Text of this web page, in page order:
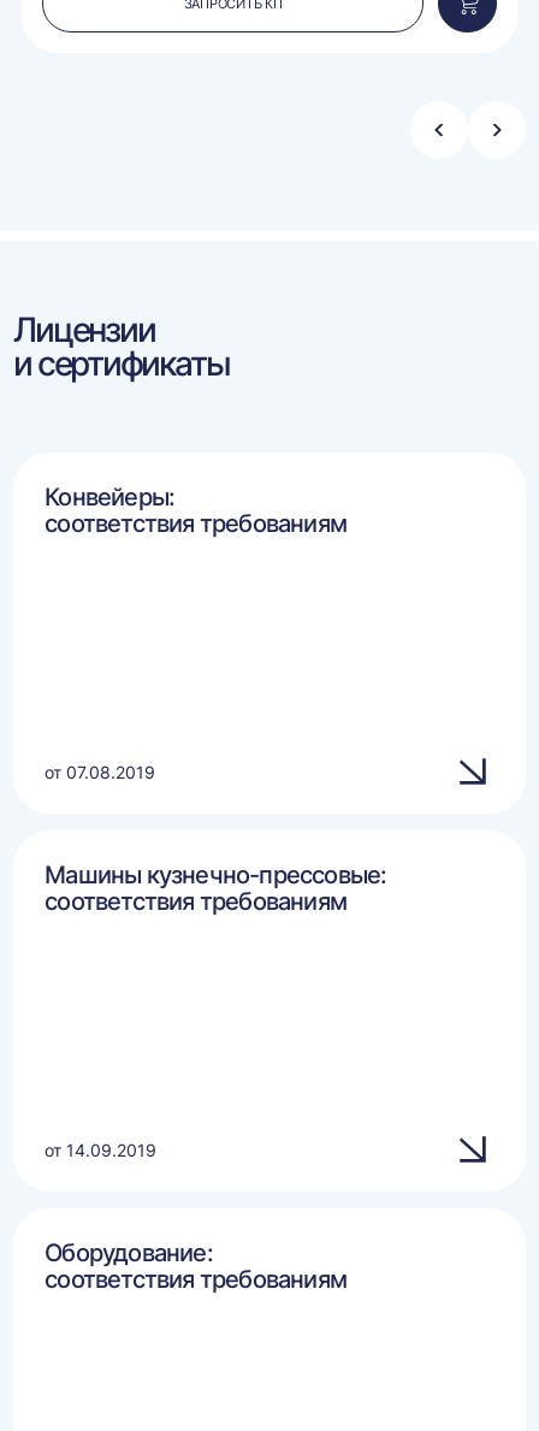
в
Стрелка
Лицензии
и сертификаты
Конвейеры:
соответствия требованиям
от 07.08.2019
Машины кузнечно-прессовые:
соответствия требованиям
от 14.09.2019
Оборудование:
соответствия требованиям